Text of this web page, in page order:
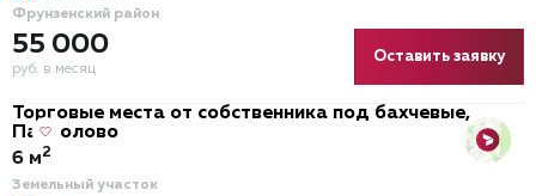
Фрунзенский район
55 000
руб. в месяц
Оставить заявку
Торговые места от собственника под бахчевые,
Парголово
Земельный участок
6 м2